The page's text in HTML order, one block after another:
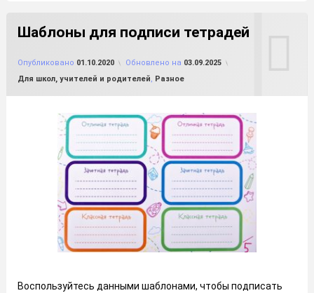
Шаблоны для подписи тетрадей
Опубликовано 01.10.2020 Обновлено на 03.09.2025
Рубрики:
Для школ, учителей и родителей, Разное
Воспользуйтесь данными шаблонами, чтобы подписать